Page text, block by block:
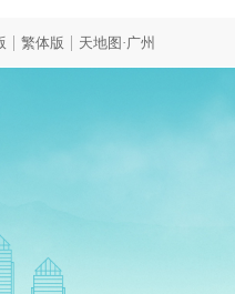
| 繁体版 | 天地图·广州